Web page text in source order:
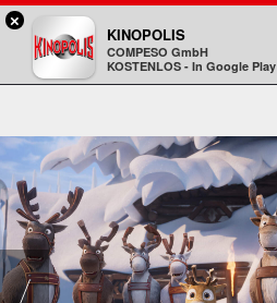
Kinopolis
×
KINOPOLIS
COMPESO GmbH
KOSTENLOS - In Google Play